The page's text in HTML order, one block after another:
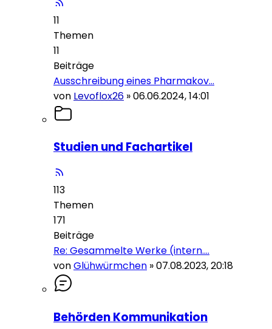
11
Themen
11
Beiträge
Ausschreibung eines Pharmakov…
von Levoflox26 »06.06.2024, 14:01
Studien und Fachartikel
113
Themen
171
Beiträge
Re: Gesammelte Werke (intern.…
vonGlühwürmchen »07.08.2023, 20:18
Behörden Kommunikation